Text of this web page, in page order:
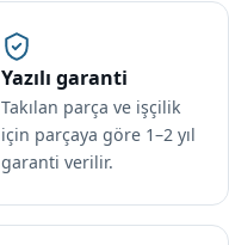
Yazılı garanti
Takılan parça ve işçilik
için parçaya göre 1–2 yıl
garanti verilir.